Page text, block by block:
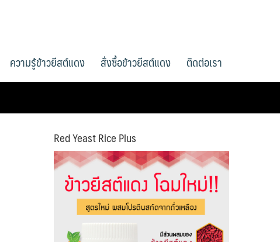
ความรู้ข้าวยีสต์แดง สั่งซื้อข้าวยีสต์แดง ติดต่อเรา
Red Yeast Rice Plus